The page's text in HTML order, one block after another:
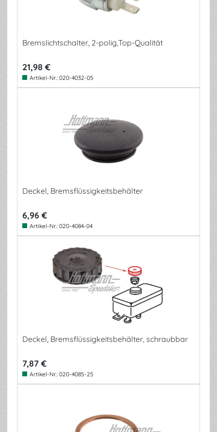
Bremslichtschalter, 2-polig,Top-Qualität
21,98 €
Artikel-Nr.: 020-4032-05
Deckel, Bremsflüssigkeitsbehälter
6,96 €
Artikel-Nr.: 020-4084-04
Deckel, Bremsflüssigkeitsbehälter, schraubbar
7,87 €
Artikel-Nr.: 020-4085-25